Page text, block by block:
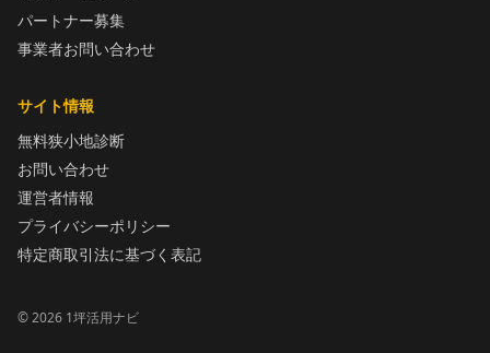
パートナー募集
事業者お問い合わせ
サイト情報
無料狭小地診断
お問い合わせ
運営者情報
プライバシーポリシー
特定商取引法に基づく表記
©2026 1坪活用ナビ